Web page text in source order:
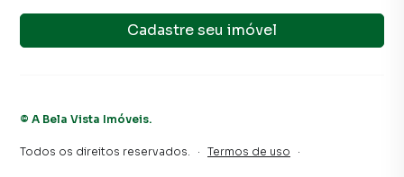
Cadastre seu imóvel
© A Bela Vista Imóveis.
Todos os direitos reservados. · Termos de uso ·